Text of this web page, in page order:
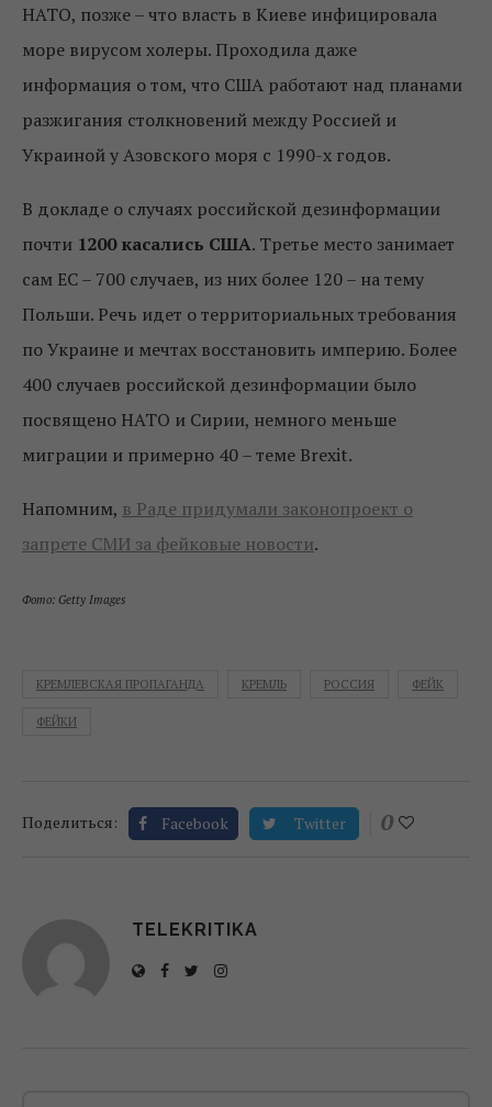
НАТО, позже – что власть в Киеве инфицировала
море вирусом холеры. Проходила даже
информация о том, что США работают над планами
разжигания столкновений между Россией и
Украиной у Азовского моря с 1990-х годов.
В докладе о случаях российской дезинформации
почти 1200 касались США. Третье место занимает
сам ЕС – 700 случаев, из них более 120 – на тему
Польши. Речь идет о территориальных требования
по Украине и мечтах восстановить империю. Более
400 случаев российской дезинформации было
посвящено НАТО и Сирии, немного меньше
миграции и примерно 40 – теме Brexit.
Напомним, в Раде придумали законопроект о
запрете СМИ за фейковые новости.
Фото: Getty Images
КРЕМЛЕВСКАЯ ПРОПАГАНДА КРЕМЛЬ РОССИЯ ФЕЙК
ФЕЙКИ
Поделиться: Facebook Twitter 0
TELEKRITIKA